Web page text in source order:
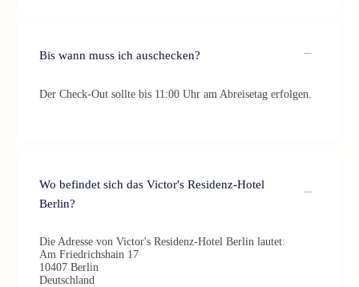
Bis wann muss ich auschecken?
Der Check-Out sollte bis 11:00 Uhr am Abreisetag erfolgen.
Wo befindet sich das Victor's Residenz-Hotel
Berlin?
Die Adresse von Victor's Residenz-Hotel Berlin lautet:
Am Friedrichshain 17
10407 Berlin
Deutschland